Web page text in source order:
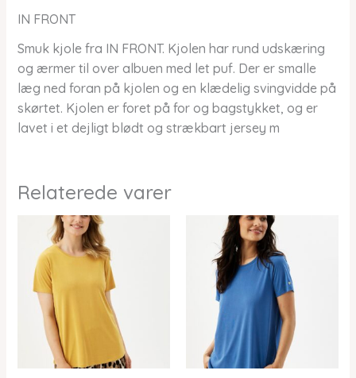
IN FRONT
Smuk kjole fra IN FRONT. Kjolen har rund udskæring
og ærmer til over albuen med let puf. Der er smalle
læg ned foran på kjolen og en klædelig svingvidde på
skørtet. Kjolen er foret på for og bagstykket, og er
lavet i et dejligt blødt og strækbart jersey m
Relaterede varer